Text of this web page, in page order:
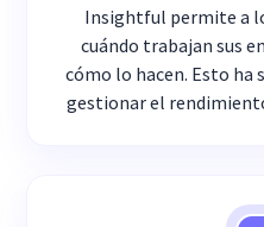
Insightful permite a
cuándo trabajan sus
cómo lo hacen. Esto ha
gestionar el